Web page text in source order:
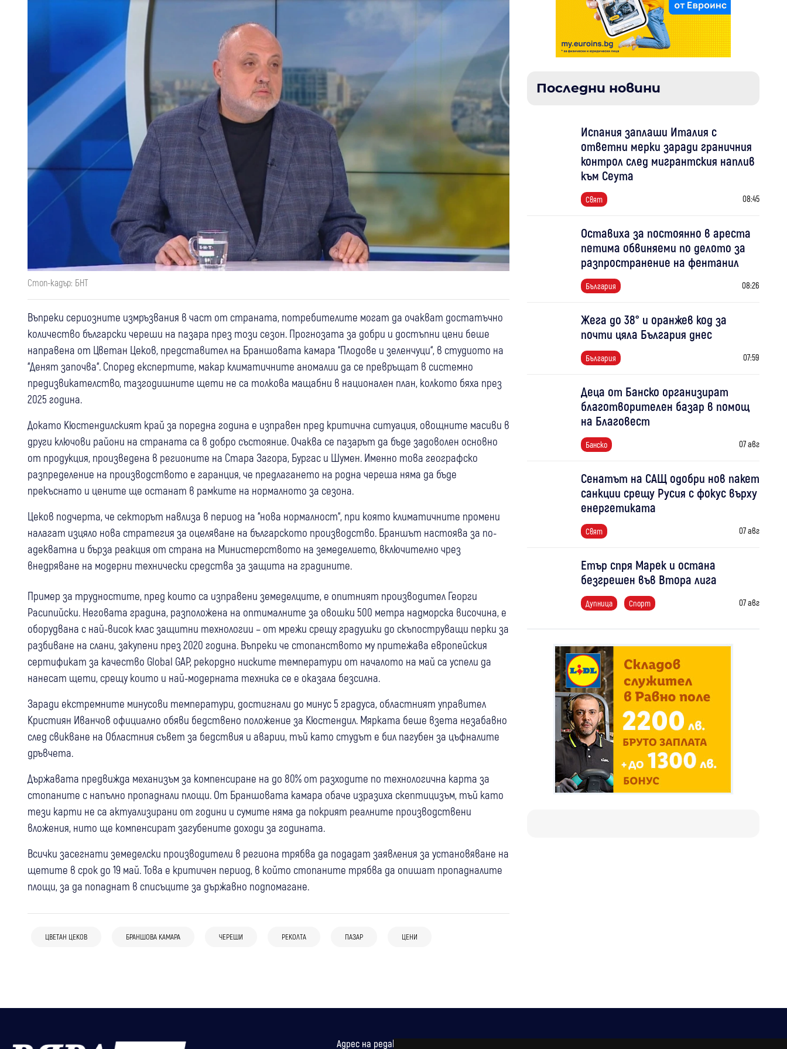
Стоп-кадър: БНТ
Въпреки сериозните измръзвания в част от страната, потребителите могат да очакват достатъчно
количество български череши на пазара през този сезон. Прогнозата за добри и достъпни цени беше
направена от Цветан Цеков, представител на Браншовата камара “Плодове и зеленчуци“, в студиото на
“Денят започва“. Според експертите, макар климатичните аномалии да се превръщат в системно
предизвикателство, тазгодишните щети не са толкова мащабни в национален план, колкото бяха през
2025 година.
Докато Кюстендилският край за поредна година е изправен пред критична ситуация, овощните масиви в
други ключови райони на страната са в добро състояние. Очаква се пазарът да бъде задоволен основно
от продукция, произведена в регионите на Стара Загора, Бургас и Шумен. Именно това географско
разпределение на производството е гаранция, че предлагането на родна череша няма да бъде
прекъснато и цените ще останат в рамките на нормалното за сезона.
Цеков подчерта, че секторът навлиза в период на “нова нормалност“, при която климатичните промени
налагат изцяло нова стратегия за оцеляване на българското производство. Браншът настоява за по-
адекватна и бърза реакция от страна на Министерството на земеделието, включително чрез
внедряване на модерни технически средства за защита на градините.
Пример за трудностите, пред които са изправени земеделците, е опитният производител Георги
Расипийски. Неговата градина, разположена на оптималните за овошки 500 метра надморска височина, е
оборудвана с най-висок клас защитни технологии – от мрежи срещу градушки до скъпоструващи перки за
разбиване на слани, закупени през 2020 година. Въпреки че стопанството му притежава европейския
сертификат за качество Global GAP, рекордно ниските температури от началото на май са успели да
нанесат щети, срещу които и най-модерната техника се е оказала безсилна.
Заради екстремните минусови температури, достигнали до минус 5 градуса, областният управител
Кристиян Иванчов официално обяви бедствено положение за Кюстендил. Мярката беше взета незабавно
след свикване на Областния съвет за бедствия и аварии, тъй като студът е бил пагубен за цъфналите
дръвчета.
Държавата предвижда механизъм за компенсиране на до 80% от разходите по технологична карта за
стопаните с напълно пропаднали площи. От Браншовата камара обаче изразиха скептицизъм, тъй като
тези карти не са актуализирани от години и сумите няма да покрият реалните производствени
вложения, нито ще компенсират загубените доходи за годината.
Всички засегнати земеделски производители в региона трябва да подадат заявления за установяване на
щетите в срок до 19 май. Това е критичен период, в който стопаните трябва да опишат пропадналите
площи, за да попаднат в списъците за държавно подпомагане.
ЦВЕТАН ЦЕКОВ БРАНШОВА КАМАРА ЧЕРЕШИ РЕКОЛТА ПАЗАР ЦЕНИ
България
Започват масови проверки за вноса на
Турция и Северна Македония
Омбудсманът атакува пред
минималната заплата и стажа: Над
засегнати
С 30% нагоре: Годишната винетка
по-скъп, имаме гарантирани доставки
1,5 млн. работещи българи изнемогват
България 27 юли
Последни новини
Испания заплаши Италия с
ответни мерки заради граничния
контрол след мигрантския наплив
към Сеута
Свят 08:45
Оставиха за постоянно в ареста
петима обвиняеми по делото за
разпространение на фентанил
България 08:26
Жега до 38° и оранжев код за
почти цяла България днес
България 07:59
Деца от Банско организират
благотворителен базар в помощ
на Благовест
Банско 07 авг
Сенатът на САЩ одобри нов пакет
санкции срещу Русия с фокус върху
енергетиката
Свят 07 авг
Етър спря Марек и остана
безгрешен във Втора лига
Дупница Спорт 07 авг
Адрес на редакцията